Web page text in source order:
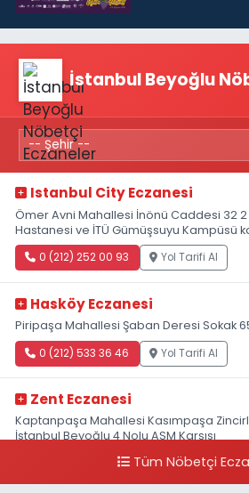
İstanbul Beyoğlu
Istanbul City Eczanesi
Ömer Avni Mahallesi İnönü Caddesi 32
Hastanesi ve İTÜ Gümüşsuyu Kampüsü
0 (212) 252 00 93 Yol Tarifi Al
Hasköy Eczanesi
Piripaşa Mahallesi Şaban Deresi Sokak
0 (212) 533 36 46 Yol Tarifi Al
Zent Eczanesi
Kaptanpaşa Mahallesi Kasımpaşa
İstanbul Beyoğlu 4 Nolu ASM Karşısı
0 (212) 297 96 92 Yol Tarifi Al
Tüm Nöbetçi